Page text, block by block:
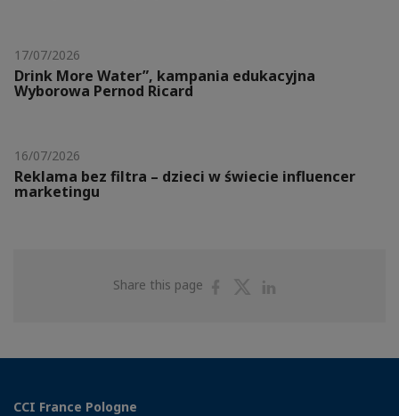
17/07/2026
Drink More Water”, kampania edukacyjna
Wyborowa Pernod Ricard
16/07/2026
Reklama bez filtra – dzieci w świecie influencer
marketingu
Share this page
ShareShare
CCI France Pologne